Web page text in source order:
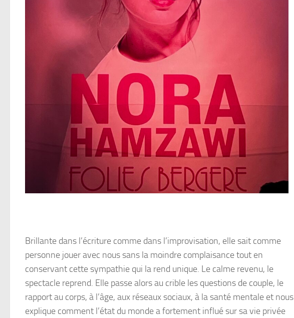
Brillante dans l’écriture comme dans l’improvisation, elle sait comme
personne jouer avec nous sans la moindre complaisance tout en
conservant cette sympathie qui la rend unique. Le calme revenu, le
spectacle reprend. Elle passe alors au crible les questions de couple, le
rapport au corps, à l’âge, aux réseaux sociaux, à la santé mentale et nous
explique comment l’état du monde a fortement influé sur sa vie privée